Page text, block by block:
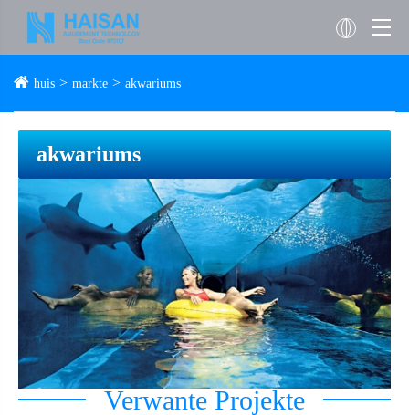
huis markte akwariums
akwariums
Verwante Projekte